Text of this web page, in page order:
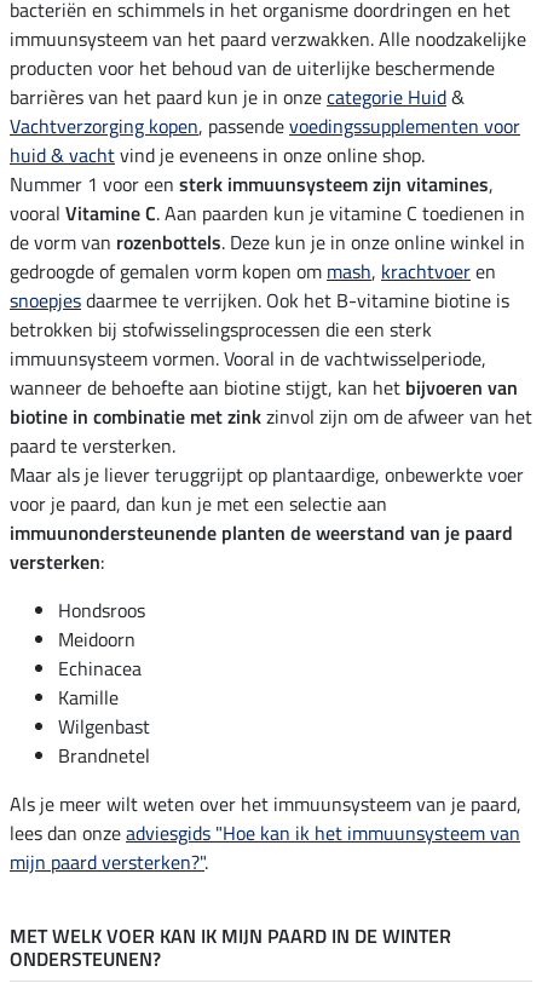
bacteriën en schimmels in het organisme doordringen en het
immuunsysteem van het paard verzwakken. Alle noodzakelijke
producten voor het behoud van de uiterlijke beschermende
barrières van het paard kun je in onzecategorie Huid&
Vachtverzorging kopen, passendevoedingssupplementen voor
huid & vachtvind je eveneens in onze online shop.
Nummer 1 voor een sterk immuunsysteem zijn vitamines,
vooral Vitamine C. Aan paarden kun je vitamine C toedienen in
de vorm van rozenbottels. Deze kun je in onze online winkel in
gedroogde of gemalen vorm kopen om mash, krachtvoeren
snoepjesdaarmee te verrijken. Ook het B-vitamine biotine is
betrokken bij stofwisselingsprocessen die een sterk
immuunsysteem vormen. Vooral in de vachtwisselperiode,
wanneer de behoefte aan biotine stijgt, kan het bijvoeren van
biotine in combinatie met zinkzinvol zijn om de afweer van het
paard te versterken.
Maar als je liever teruggrijpt op plantaardige, onbewerkte voer
voor je paard, dan kun je met een selectie aan
immuunondersteunende planten de weerstand van je paard
versterken:
Hondsroos
Meidoorn
Echinacea
Kamille
Wilgenbast
Brandnetel
Als je meer wilt weten over het immuunsysteem van je paard,
lees dan onzeadviesgids "Hoe kan ik het immuunsysteem van
mijn paard versterken?".
MET WELK VOER KAN IK MIJN PAARD IN DE WINTER
ONDERSTEUNEN?